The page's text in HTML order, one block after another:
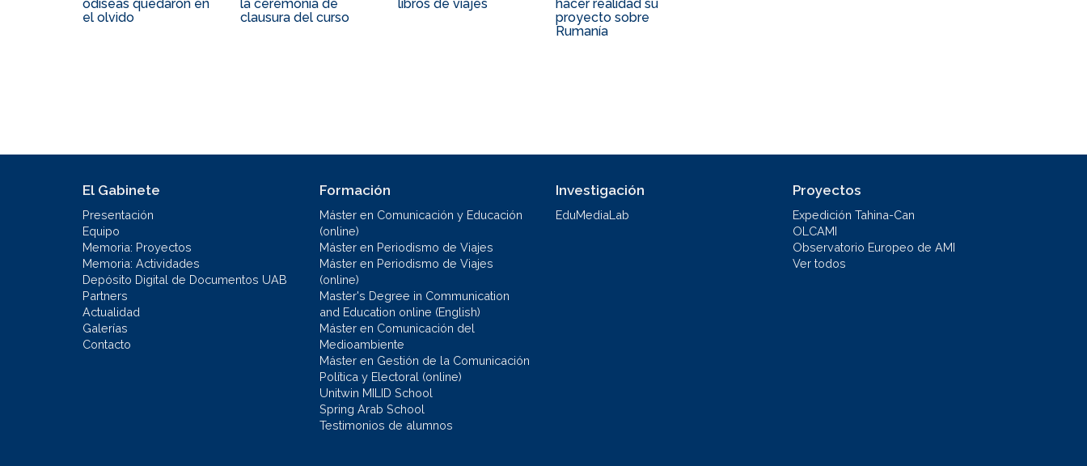
odiseas quedaron en
el olvido
la ceremonia de
clausura del curso
libros de viajes
hacer realidad su
proyecto sobre
Rumanía
El Gabinete
Presentación
Equipo
Memoria: Proyectos
Memoria: Actividades
Depósito Digital de Documentos UAB
Partners
Actualidad
Galerías
Contacto
Formación
Máster en Comunicación y Educación
(online)
Máster en Periodismo de Viajes
Máster en Periodismo de Viajes
(online)
Master's Degree in Communication
and Education online (English)
Máster en Comunicación del
Medioambiente
Máster en Gestión de la Comunicación
Política y Electoral (online)
Unitwin MILID School
Spring Arab School
Testimonios de alumnos
Investigación
EduMediaLab
Proyectos
Expedición Tahina-Can
OLCAMI
Observatorio Europeo de AMI
Ver todos